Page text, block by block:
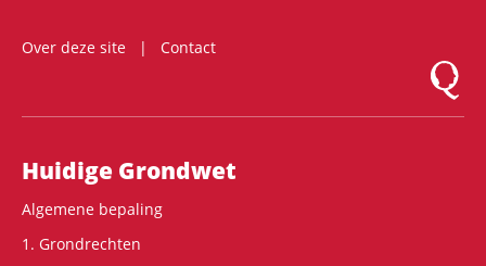
Over deze site
Contact
Logo
Hoofdnavigatie
Huidige Grondwet
Algemene bepaling
1. Grondrechten